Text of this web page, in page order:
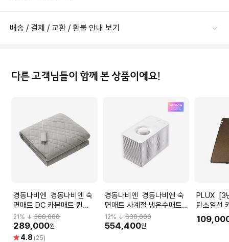
배송 / 결제 / 교환 / 환불 안내 보기
다른 고객님들이 함께 본 상품이에요!
경동나비엔 경동나비엔 숙
면매트 DC 카본매트 퀸
EME520-QP
21% ↓ 368,000
289,000원
별 4.8 (25)
경동나비엔 경동나비엔 숙
면매트 사계절 냉온수매트
Air EMW751-SS (싱글) 냉
수매트 온수매트 WI-FI
12% ↓630,000
554,400원
PLUX [3년무상AS] 플럭스
탄소열선
글)